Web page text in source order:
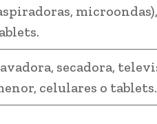
secadora,
celulares o tablets.